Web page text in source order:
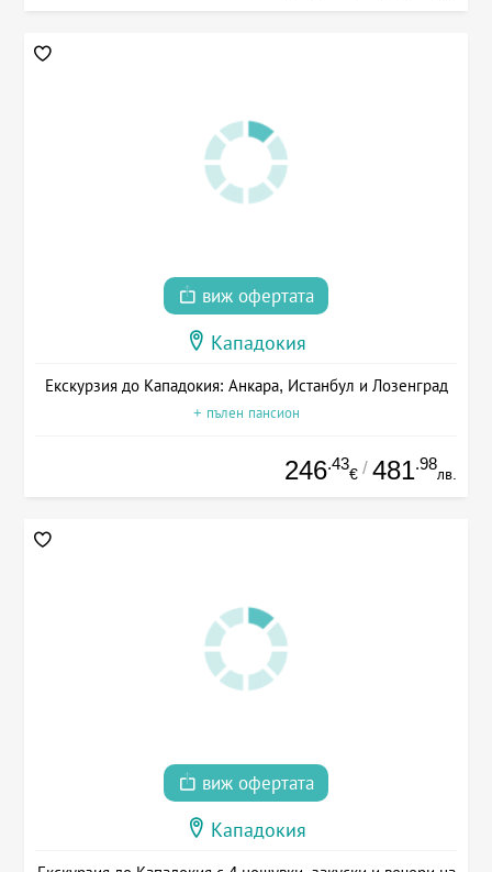
виж офертата
Кападокия
Екскурзия до Кападокия: Анкара, Истанбул и Лозенград
+ пълен пансион
246.43
€ / 481.98
лв.
виж офертата
Кападокия